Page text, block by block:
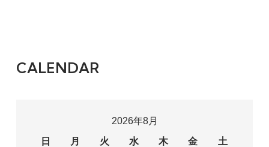
CALENDAR
2026年8月
日
月 火 水 木 金 土